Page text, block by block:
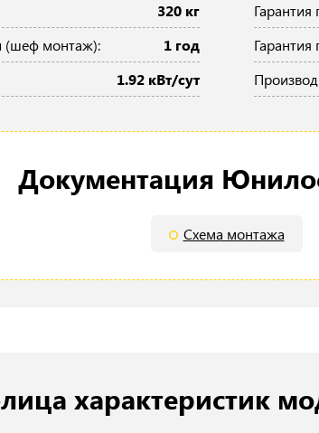
320 кг Гарантия
(шеф монтаж):
1 год
1.92 кВт/сут
Документация
Схема монтажа
характеристик